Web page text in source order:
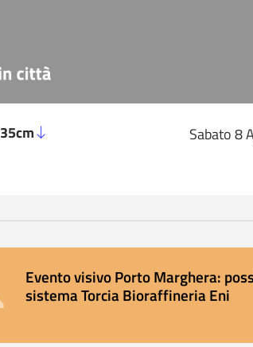
35cm Sabato 8
Evento visivo Porto Marghera:
sistema Torcia Bioraffineria Eni